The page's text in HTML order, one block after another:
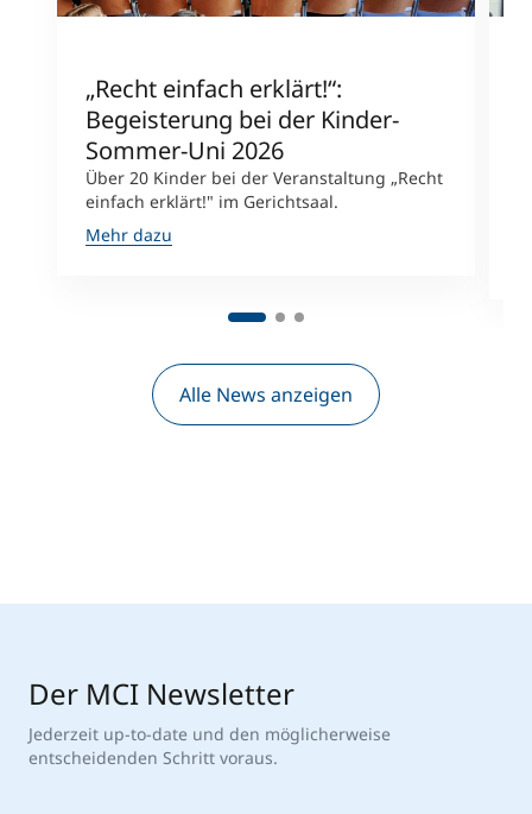
„Recht einfach erklärt!“:
Begeisterung bei der Kinder-
Sommer-Uni 2026
Über 20 Kinder bei der Veranstaltung „Recht
einfach erklärt!" im Gerichtsaal.
Mehr dazu
Alle News anzeigen
Der MCI Newsletter
Jederzeit up-to-date und den möglicherweise
entscheidenden Schritt voraus.